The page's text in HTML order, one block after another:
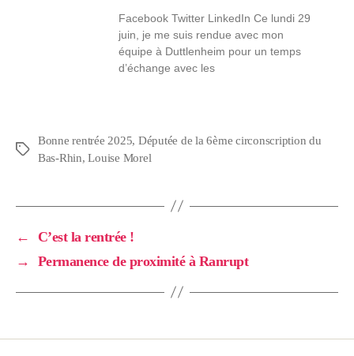
Facebook Twitter LinkedIn Ce lundi 29
juin, je me suis rendue avec mon
équipe à Duttlenheim pour un temps
d’échange avec les
Bonne rentrée 2025, Députée de la 6ème circonscription du
Bas-Rhin,Louise Morel
←
C’est la rentrée !
→
Permanence de proximité à Ranrupt